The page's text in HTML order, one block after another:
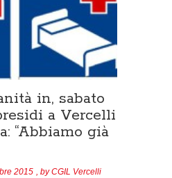
in, sabato
a Vercelli
“Abbiamo già
2015 , byCGIL Vercelli